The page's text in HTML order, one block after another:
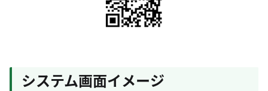
システム画面イメージ